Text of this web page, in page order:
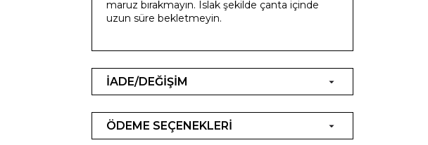
maruz bırakmayın. Islak şekilde çanta içinde
uzun süre bekletmeyin.
İADE/DEĞİŞİM
ÖDEME SEÇENEKLERİ